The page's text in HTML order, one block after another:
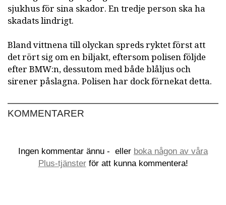
sjukhus för sina skador. En tredje person ska ha
skadats lindrigt.
Bland vittnena till olyckan spreds ryktet först att
det rört sig om en biljakt, eftersom polisen följde
efter BMW:n, dessutom med både blåljus och
sirener påslagna. Polisen har dock förnekat detta.
KOMMENTARER
Ingen kommentar ännu - eller boka någon av våra
Plus-tjänsterför att kunna kommentera!